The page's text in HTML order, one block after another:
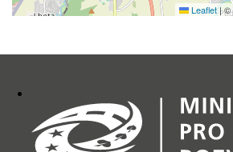
Leaflet |©